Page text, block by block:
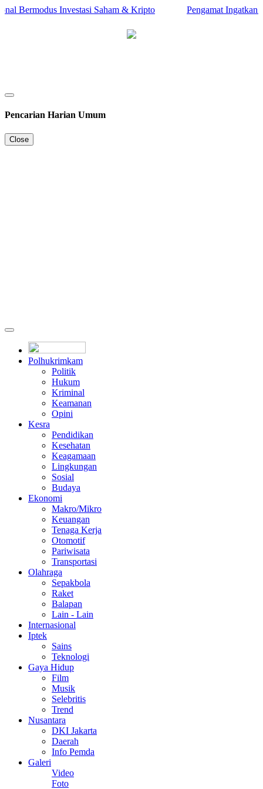
Investasi Saham & Kripto Pengamat Ingatkan
Pencarian Harian Umum
Close
Polhukrimkam
Politik
Hukum
Kriminal
Keamanan
Opini
Kesra
Pendidikan
Kesehatan
Keagamaan
Lingkungan
Sosial
Budaya
Ekonomi
Makro/Mikro
Keuangan
Tenaga Kerja
Otomotif
Pariwisata
Transportasi
Olahraga
Sepakbola
Raket
Balapan
Lain - Lain
Internasional
Iptek
Sains
Teknologi
Gaya Hidup
Film
Musik
Selebritis
Trend
Nusantara
DKI Jakarta
Daerah
Info Pemda
Galeri
Video
Foto